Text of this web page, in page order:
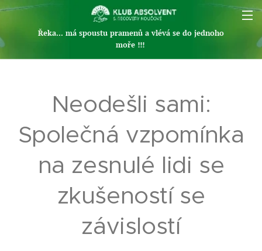
Řeka... má spoustu pramenů a vlévá se do jednoho
moře !!!
Neodešli sami:
Společná vzpomínka
na zesnulé lidi se
zkušeností se
závislostí